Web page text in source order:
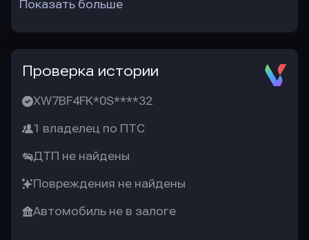
Показать больше
Проверка истории
XW7BF4FK*0S****32
1 владелец по ПТС
ДТП не найдены
Повреждения не найдены
Автомобиль не в залоге